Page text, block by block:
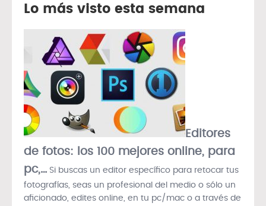
Lo más visto esta semana
Editores
de fotos: los 100 mejores online, para
pc,… Si buscas un editor específico para retocar tus
fotografías, seas un profesional del medio o sólo un
aficionado, edites online, en tu pc/mac o a través de